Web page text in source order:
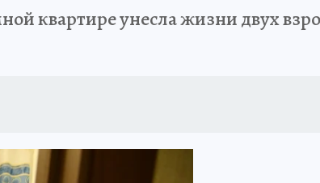
квартире унесла жизни двух